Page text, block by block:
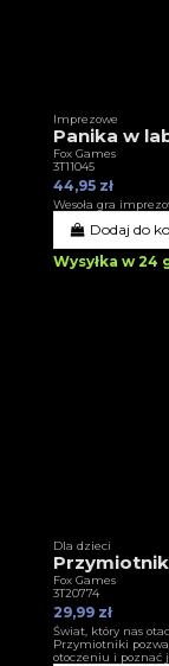
Imprezowe
Panika w
Fox Games
3T11045
44,95 zł
Wesoła gra
Dodaj do
Wysyłka w 24
Dla dzieci
Fox Games
3T20774
29,99 zł
Świat, który nas
Przymiotniki
otoczeniu i poznać